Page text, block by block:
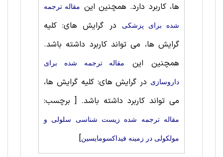
ها، کاربرد دارد. همچنین این مقاله ترجمه
شده برای پزشکی
در گرایش های: کلیه
گرایش ها، می تواند کاربرد داشته باشد.
همچنین این
مقاله ترجمه شده برای
داروسازی در گرایش های: کلیه گرایش ها،
می تواند کاربرد داشته باشد. [ برچسب:
مقاله ترجمه شده زیست شناسی سلولی و
مولکولی در زمینه فیداکسومایسین]